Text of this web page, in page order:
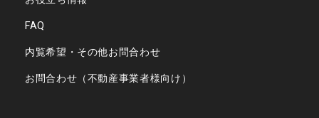
FAQ
内覧希望・その他お問合わせ
お問合わせ（不動産事業者様向け）